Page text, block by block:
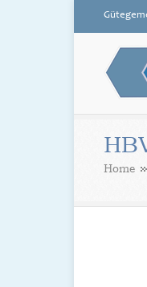
Home